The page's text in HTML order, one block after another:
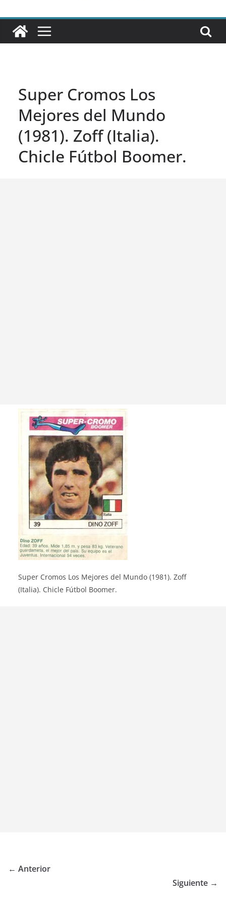
Super Cromos Los
Mejores del Mundo
(1981). Zoff (Italia).
Chicle Fútbol Boomer.
Super Cromos Los Mejores del Mundo (1981). Zoff
(Italia). Chicle Fútbol Boomer.
← Anterior
Siguiente →